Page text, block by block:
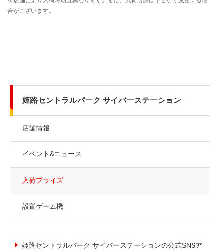
姫路セントラルパーク サイバーステーション
店舗情報
イベント&ニュース
入荷プライズ
設置ゲーム機
姫路セントラルパーク サイバーステーションの公式SNSア